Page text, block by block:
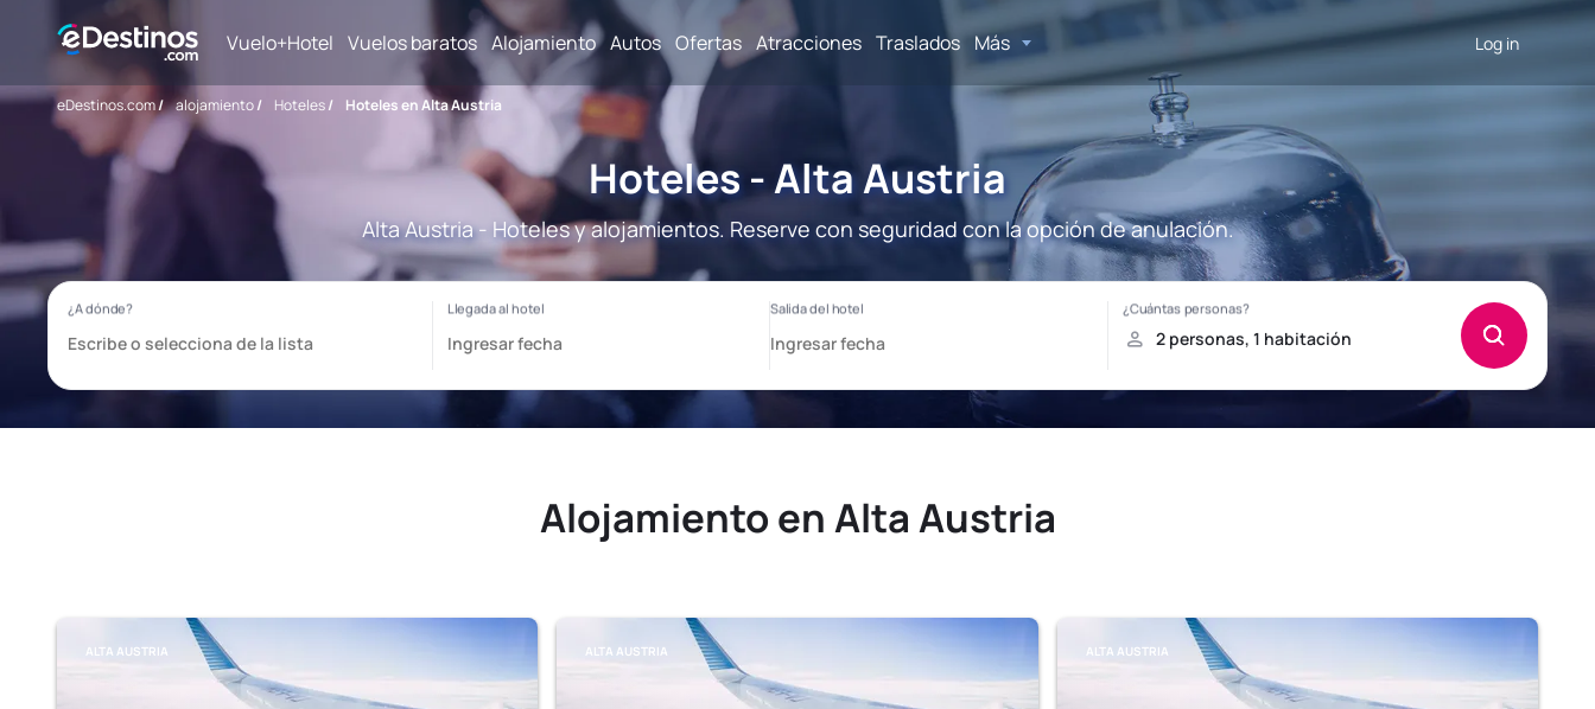
Vuelo+Hotel Vuelos baratos Alojamiento Autos Ofertas Atracciones Traslados Más Log in
eDestinos.com/ alojamiento/ Hoteles/ Hoteles en Alta Austria
Hoteles - Alta Austria
Alta Austria - Hoteles y alojamientos. Reserve con seguridad con la opción de anulación.
Alojamiento en Alta Austria
ALTA AUSTRIA ALTA AUSTRIA ALTA AUSTRIA